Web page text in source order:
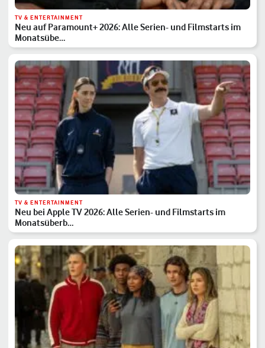
TV & ENTERTAINMENT
Neu auf Paramount+ 2026: Alle Serien- und Filmstarts im
Monatsübe…
TV & ENTERTAINMENT
Neu bei Apple TV 2026: Alle Serien- und Filmstarts im
Monatsüberb…